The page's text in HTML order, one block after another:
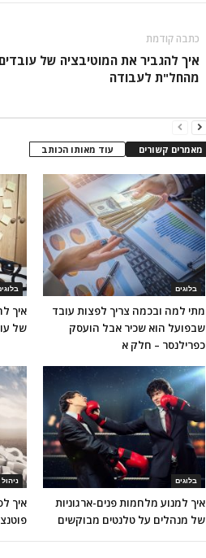
כתבה קודמת
איך להגביר את המוטיבציה של
מהחל"ת לעבודה
מאמרים קשורים עוד מאותו הכותב
איך
של
בלוגים
מתי למה ובכמה צריך לפצות עובד
שבפועל הוא שכיר אבל הועסק
כפרילנסר – חלק א
איך
בלוגים
איך למנוע מלחמות פנים-ארגוניות
של מנהלים על טלנטים מבוקשים